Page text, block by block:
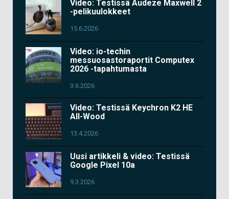
Video: Testissä Audeze Maxwell 2
-pelikuulokkeet
15.6.2026
Video: io-techin
messuosastoraportit Computex
2026 -tapahtumasta
3.6.2026
Video: Testissä Keychron K2 HE
All-Wood
13.4.2026
Uusi artikkeli & video: Testissä
Google Pixel 10a
9.3.2026